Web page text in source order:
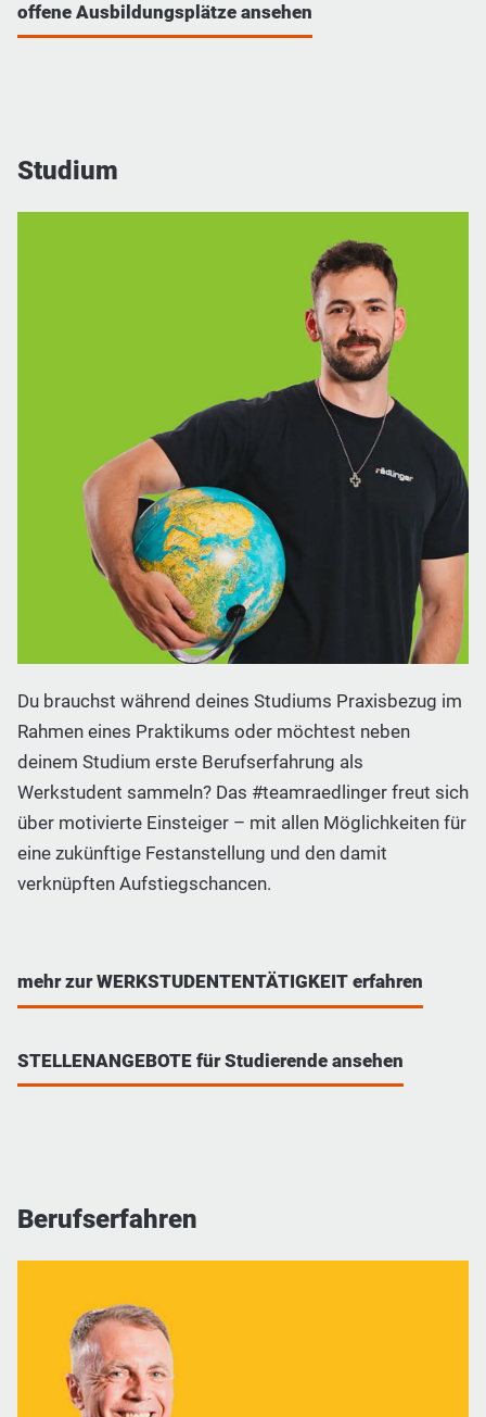
offene Ausbildungsplätze ansehen
Studium
Du brauchst während deines Studiums Praxisbezug im
Rahmen eines Praktikums oder möchtest neben
deinem Studium erste Berufserfahrung als
Werkstudent sammeln? Das #teamraedlinger freut sich
über motivierte Einsteiger – mit allen Möglichkeiten für
eine zukünftige Festanstellung und den damit
verknüpften Aufstiegschancen.
mehr zur WERKSTUDENTENTÄTIGKEIT erfahren
STELLENANGEBOTE für Studierende ansehen
Berufserfahren